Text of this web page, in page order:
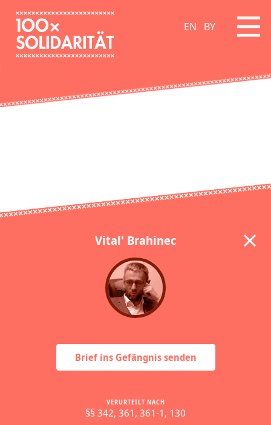
EN BY
Vital' Brahinec
Brief ins Gefängnis senden
VERURTEILT NACH
§§ 342, 361, 361-1, 130